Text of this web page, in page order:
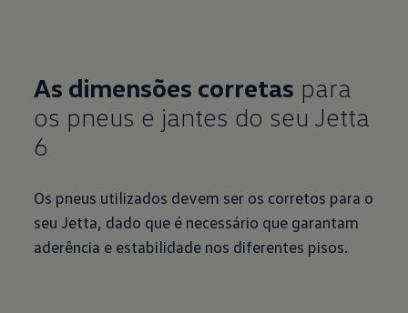
As dimensões corretas para
os pneus e jantes do seu Jetta
6
Os pneus utilizados devem ser os corretos para o
seu Jetta, dado que é necessário que garantam
aderência e estabilidade nos diferentes pisos.